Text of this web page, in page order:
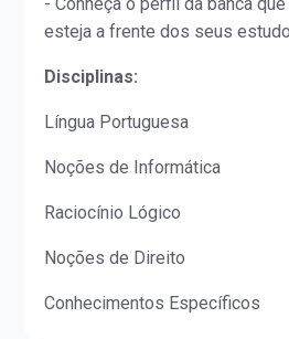
esteja a frente dos seus
Disciplinas:
Língua Portuguesa
Noções de Informática
Raciocínio Lógico
Noções de Direito
Conhecimentos Específicos